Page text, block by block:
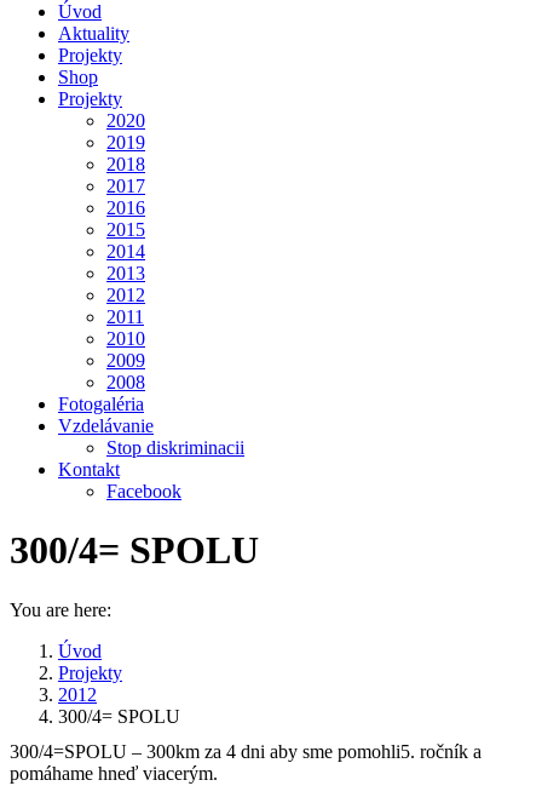
Úvod
Aktuality
Projekty
Shop
Projekty
2020
2019
2018
2017
2016
2015
2014
2013
2012
2011
2010
2009
2008
Fotogaléria
Vzdelávanie
Stop diskriminacii
Kontakt
Facebook
300/4= SPOLU
You are here:
Úvod
Projekty
2012
300/4= SPOLU
300/4=SPOLU – 300km za 4 dni aby sme pomohli5. ročník a
pomáhame hneď viacerým.